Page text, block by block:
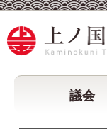
議会